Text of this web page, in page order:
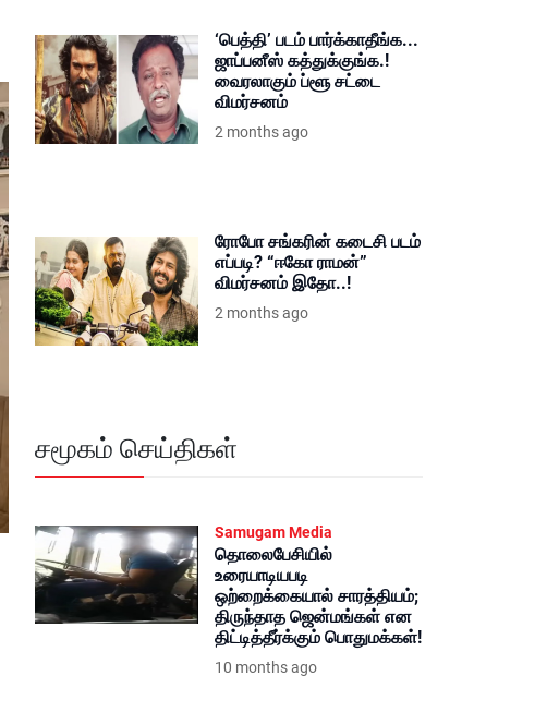
‘பெத்தி’ படம் பார்க்காதீங்க...
ஜாப்பனீஸ் கத்துக்குங்க.!
வைரலாகும் ப்ளூ சட்டை
விமர்சனம்
2 months ago
ரோபோ சங்கரின் கடைசி படம்
எப்படி? “ஈகோ ராமன்”
விமர்சனம் இதோ..!
2 months ago
சமூகம் செய்திகள்
Samugam Media
தொலைபேசியில்
உரையாடியபடி
ஒற்றைக்கையால் சாரத்தியம்;
திருந்தாத ஜென்மங்கள் என
திட்டித்தீர்க்கும் பொதுமக்கள்!
10 months ago